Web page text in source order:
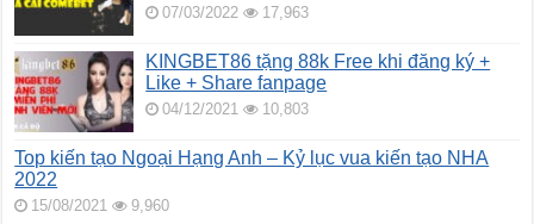
07/03/2022 17,963
KINGBET86 tặng 88k Free khi đăng ký +
Like + Share fanpage
04/12/2021 10,803
Top kiến tạo Ngoại Hạng Anh – Kỷ lục vua kiến tạo NHA
2022
15/08/2021 9,960